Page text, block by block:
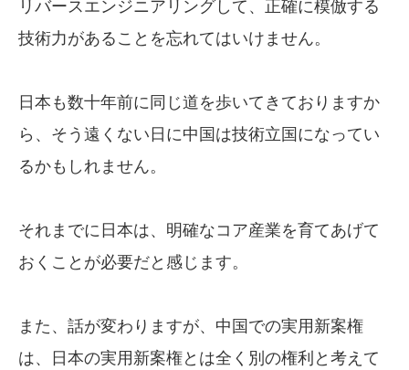
リバースエンジニアリングして、正確に模倣する
技術力があることを忘れてはいけません。
日本も数十年前に同じ道を歩いてきておりますか
ら、そう遠くない日に中国は技術立国になってい
るかもしれません。
それまでに日本は、明確なコア産業を育てあげて
おくことが必要だと感じます。
また、話が変わりますが、中国での実用新案権
は、日本の実用新案権とは全く別の権利と考えて